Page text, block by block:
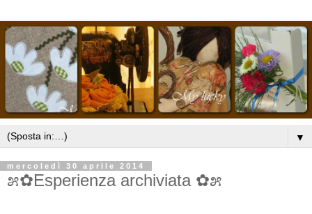
▼
mercoledì 30 aprile 2014
೫✿Esperienza archiviata ✿೫